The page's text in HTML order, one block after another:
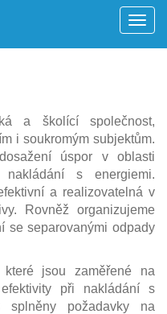
a školící společnost,
i soukromým subjektům.
úspor v oblasti
nakládání s energiemi.
a realizovatelná v
Rovněž organizujeme
se separovanými odpady
které jsou zaměřené na
při nakládání s
požadavky na